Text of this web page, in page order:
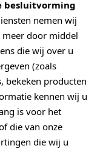
besluitvorming
nemen wij
door middel
die wij over u
(zoals
bekeken producten
kennen wij u
is voor het
die van onze
die wij u